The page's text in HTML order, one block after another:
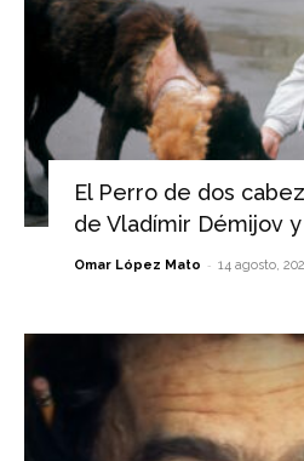
El Perro de dos
de Vladímir Démijov
Omar López Mato - 14 agosto,